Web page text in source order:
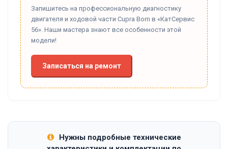
Запишитесь на профессиональную диагностику
двигателя и ходовой части Cupra Born в «КатСервис
56». Наши мастера знают все особенности этой
модели!
Записаться на ремонт
Нужны подробные технические